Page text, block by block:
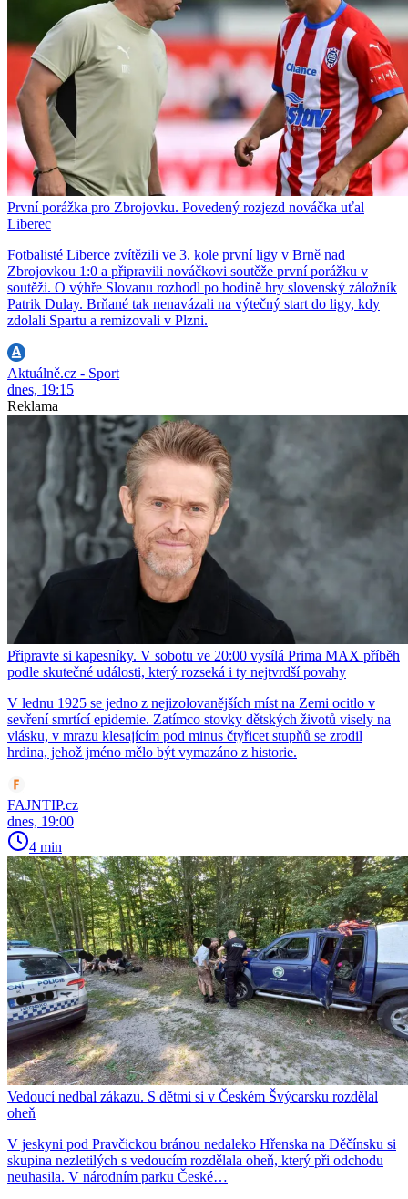
První porážka pro Zbrojovku. Povedený rozjezd nováčka uťal
Liberec
Fotbalisté Liberce zvítězili ve 3. kole první ligy v Brně nad
Zbrojovkou 1:0 a připravili nováčkovi soutěže první porážku v
soutěži. O výhře Slovanu rozhodl po hodině hry slovenský záložník
Patrik Dulay. Brňané tak nenavázali na výtečný start do ligy, kdy
zdolali Spartu a remizovali v Plzni.
Aktuálně.cz - Sport
dnes, 19:15
Reklama
Připravte si kapesníky. V sobotu ve 20:00 vysílá Prima MAX příběh
podle skutečné události, který rozseká i ty nejtvrdší povahy
V lednu 1925 se jedno z nejizolovanějších míst na Zemi ocitlo v
sevření smrtící epidemie. Zatímco stovky dětských životů visely na
vlásku, v mrazu klesajícím pod minus čtyřicet stupňů se zrodil
hrdina, jehož jméno mělo být vymazáno z historie.
FAJNTIP.cz
dnes, 19:00
4 min
Vedoucí nedbal zákazu. S dětmi si v Českém Švýcarsku rozdělal
oheň
V jeskyni pod Pravčickou bránou nedaleko Hřenska na Děčínsku si
skupina nezletilých s vedoucím rozdělala oheň, který při odchodu
neuhasila. V národním parku České…